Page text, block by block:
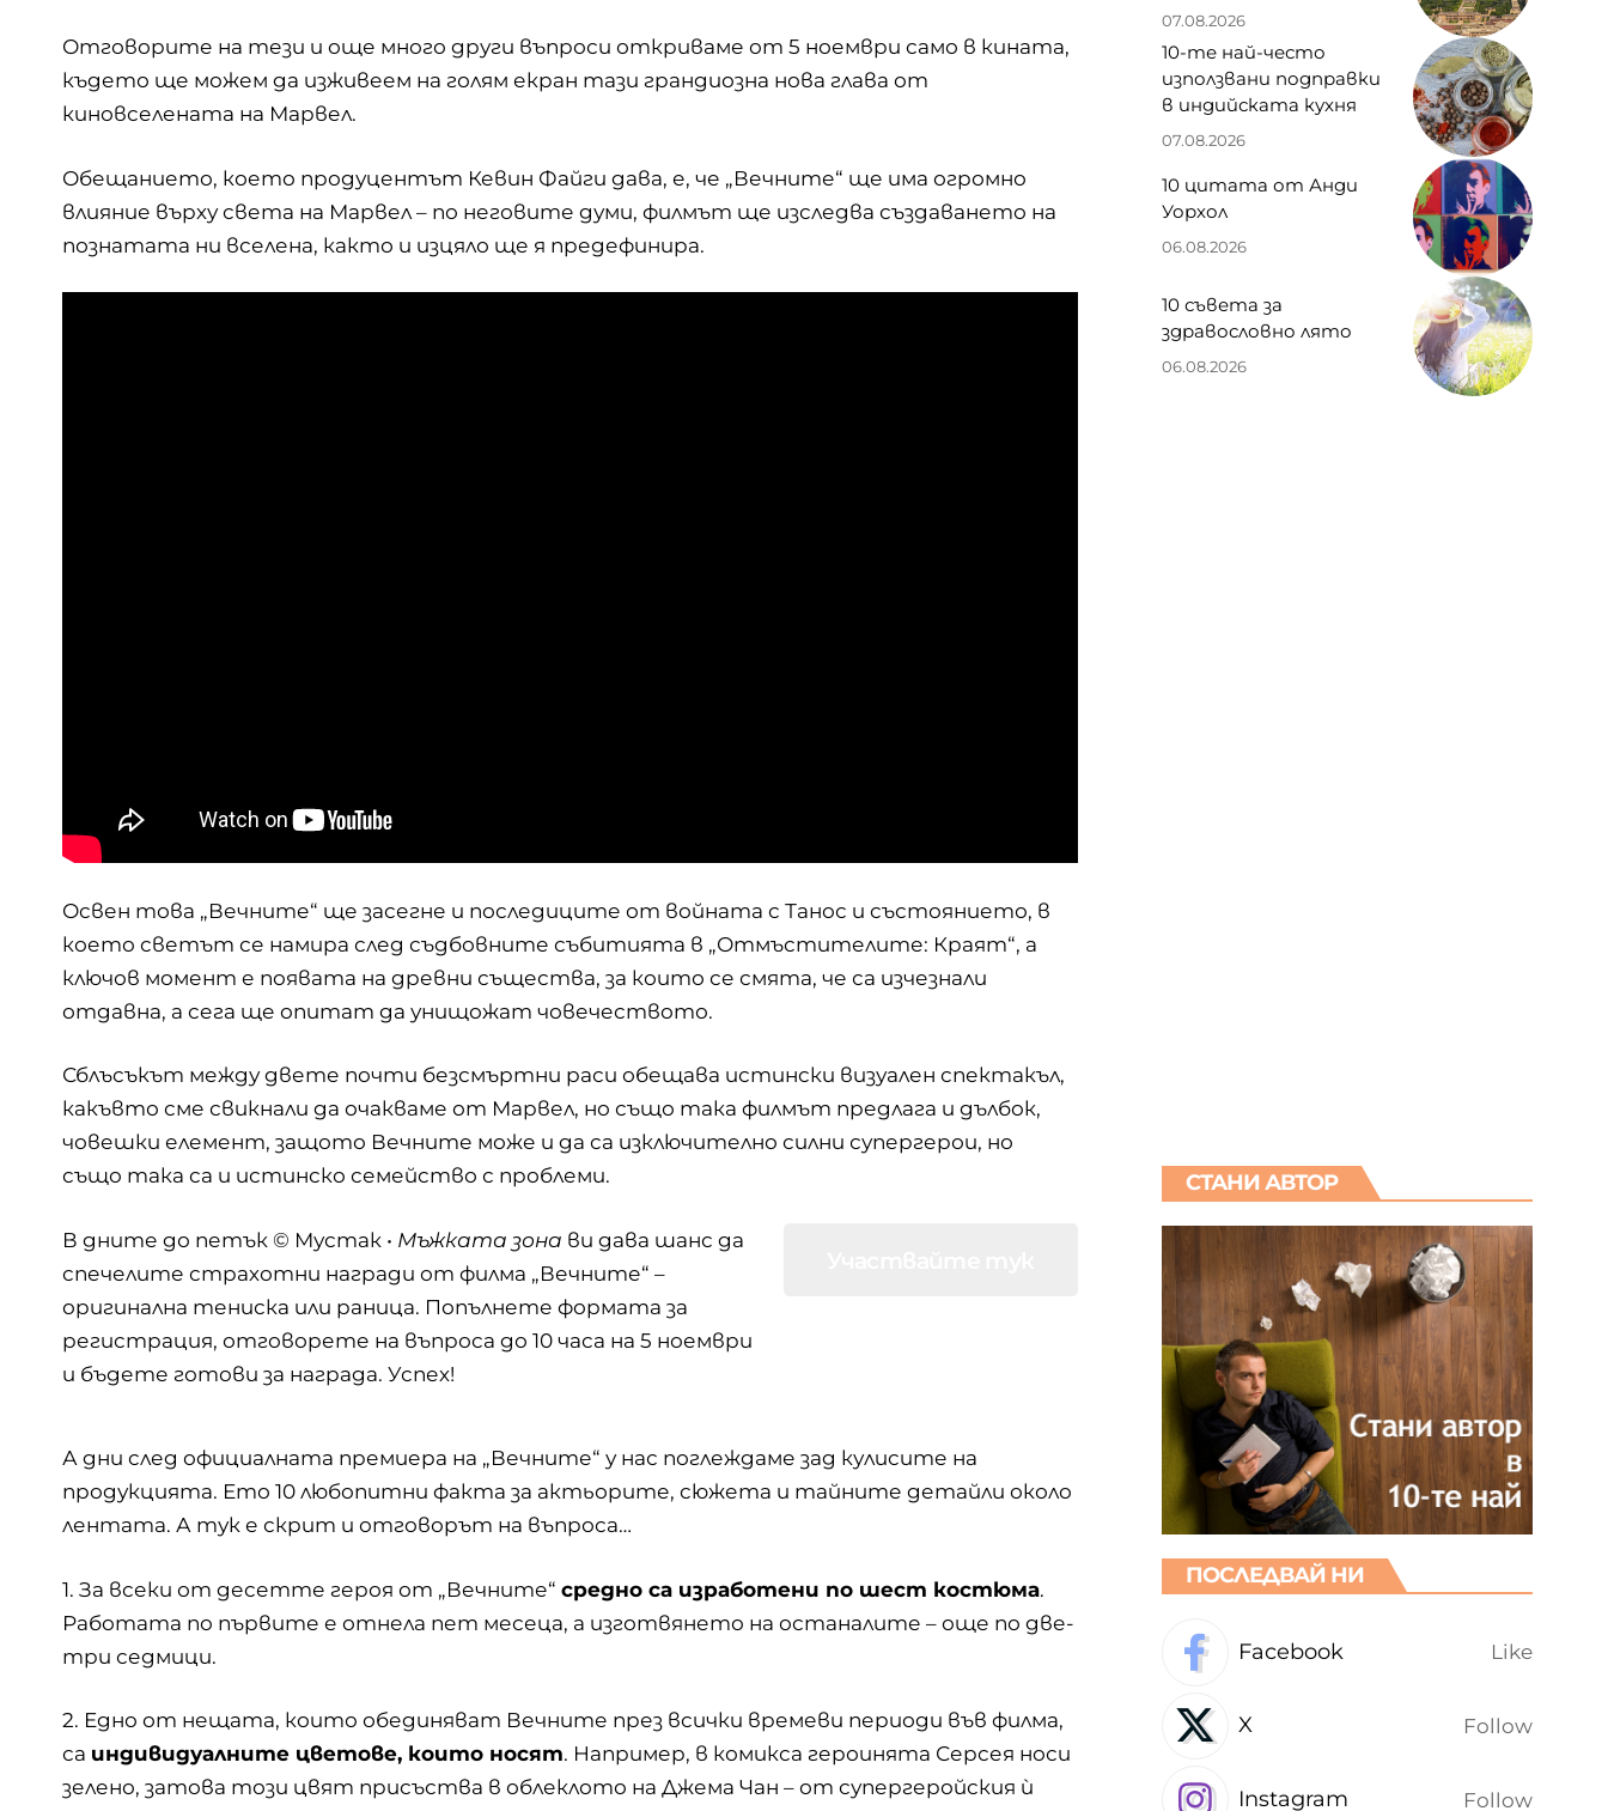
Отговорите на тези и още много други въпроси откриваме от 5 ноември само в кината,
където ще можем да изживеем на голям екран тази грандиозна нова глава от
киновселената на Марвел.
Обещанието, което продуцентът Кевин Файги дава, е, че „Вечните“ ще има огромно
влияние върху света на Марвел – по неговите думи, филмът ще изследва създаването на
познатата ни вселена, както и изцяло ще я предефинира.
Освен това „Вечните“ ще засегне и последиците от войната с Танос и състоянието, в
което светът се намира след съдбовните събитията в „Отмъстителите: Краят“, а
ключов момент е появата на древни същества, за които се смята, че са изчезнали
отдавна, а сега ще опитат да унищожат човечеството.
Сблъсъкът между двете почти безсмъртни раси обещава истински визуален спектакъл,
какъвто сме свикнали да очакваме от Марвел, но също така филмът предлага и дълбок,
човешки елемент, защото Вечните може и да са изключително силни супергерои, но
също така са и истинско семейство с проблеми.
В дните до петък © Мустак • Мъжката зона ви дава шанс да
спечелите страхотни награди от филма „Вечните“ –
оригинална тениска или раница. Попълнете формата за
регистрация, отговорете на въпроса до 10 часа на 5 ноември
и бъдете готови за награда. Успех!
А дни след официалната премиера на „Вечните“ у нас поглеждаме зад кулисите на
продукцията. Ето 10 любопитни факта за актьорите, сюжета и тайните детайли около
лентата. А тук е скрит и отговорът на въпроса…
1. За всеки от десетте героя от „Вечните“ средно са изработени по шест костюма.
Работата по първите е отнела пет месеца, а изготвянето на останалите – още по две-
три седмици.
2. Едно от нещата, които обединяват Вечните през всички времеви периоди във филма,
са индивидуалните цветове, които носят. Например, в комикса героинята Серсея носи
зелено, затова този цвят присъства в облеклото на Джема Чан – от супергеройския ѝ
07.08.2026
10-те най-често
използвани подправки
в индийската кухня
07.08.2026
10 цитата от Анди
Уорхол
06.08.2026
10 съвета за
здравословно лято
06.08.2026
СТАНИ АВТОР
ПОСЛЕДВАЙ НИ
Facebook Like
X Follow
Instagram Follow